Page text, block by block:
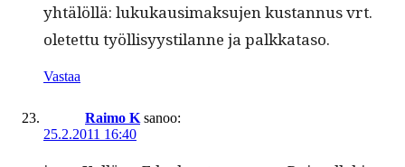
yhtälöl­lä: lukukausi­mak­su­jen kus­tan­nus vrt.
oletet­tu työl­lisyys­ti­lanne ja palkkataso.
Vastaa
Raimo K sanoo:
25.2.2011 16:40